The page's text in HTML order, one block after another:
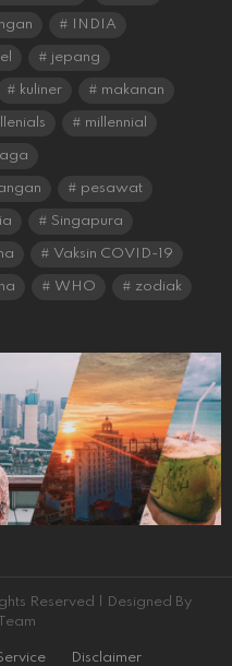
INDIA
jepang
kuliner makanan
millennial
pesawat
Singapura
Vaksin COVID-19
WHO zodiak
Reserved | Designed By
Disclaimer